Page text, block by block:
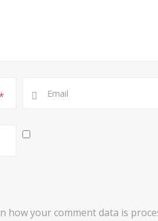
how your comment data is